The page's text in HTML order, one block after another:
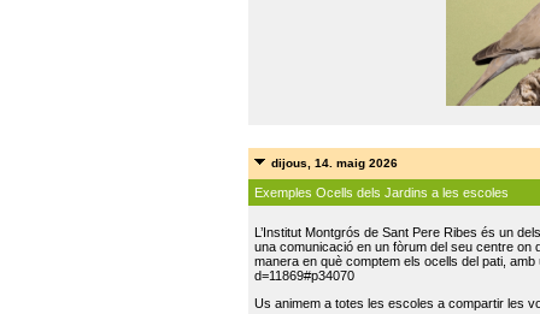
dijous, 14. maig 2026
Exemples Ocells dels Jardins a les escoles
L’Institut Montgrós de Sant Pere Ribes és un
una comunicació en un fòrum del seu centre on
manera en què comptem els ocells del pati,
d=11869#p34070
Us animem a totes les escoles a compartir les